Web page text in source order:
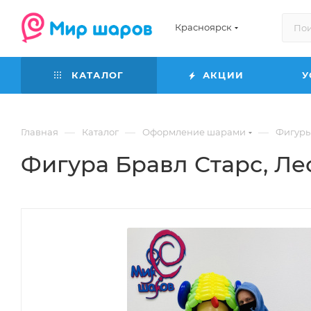
Красноярск
КАТАЛОГ АКЦИИ
Главная — Каталог — Оформление шарами —
Фигура Бравл Старс,